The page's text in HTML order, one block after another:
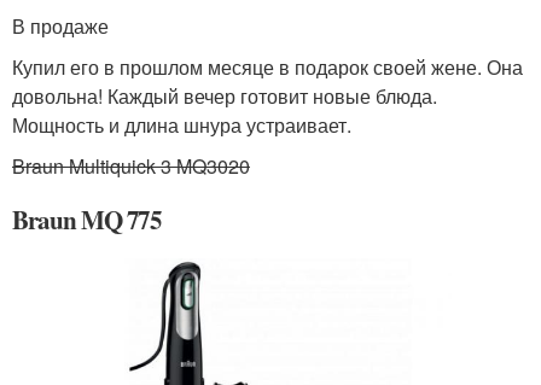
В продаже
Купил его в прошлом месяце в подарок своей жене. Она
довольна! Каждый вечер готовит новые блюда.
Мощность и длина шнура устраивает.
Braun Multiquick 3 MQ3020
Braun MQ 775